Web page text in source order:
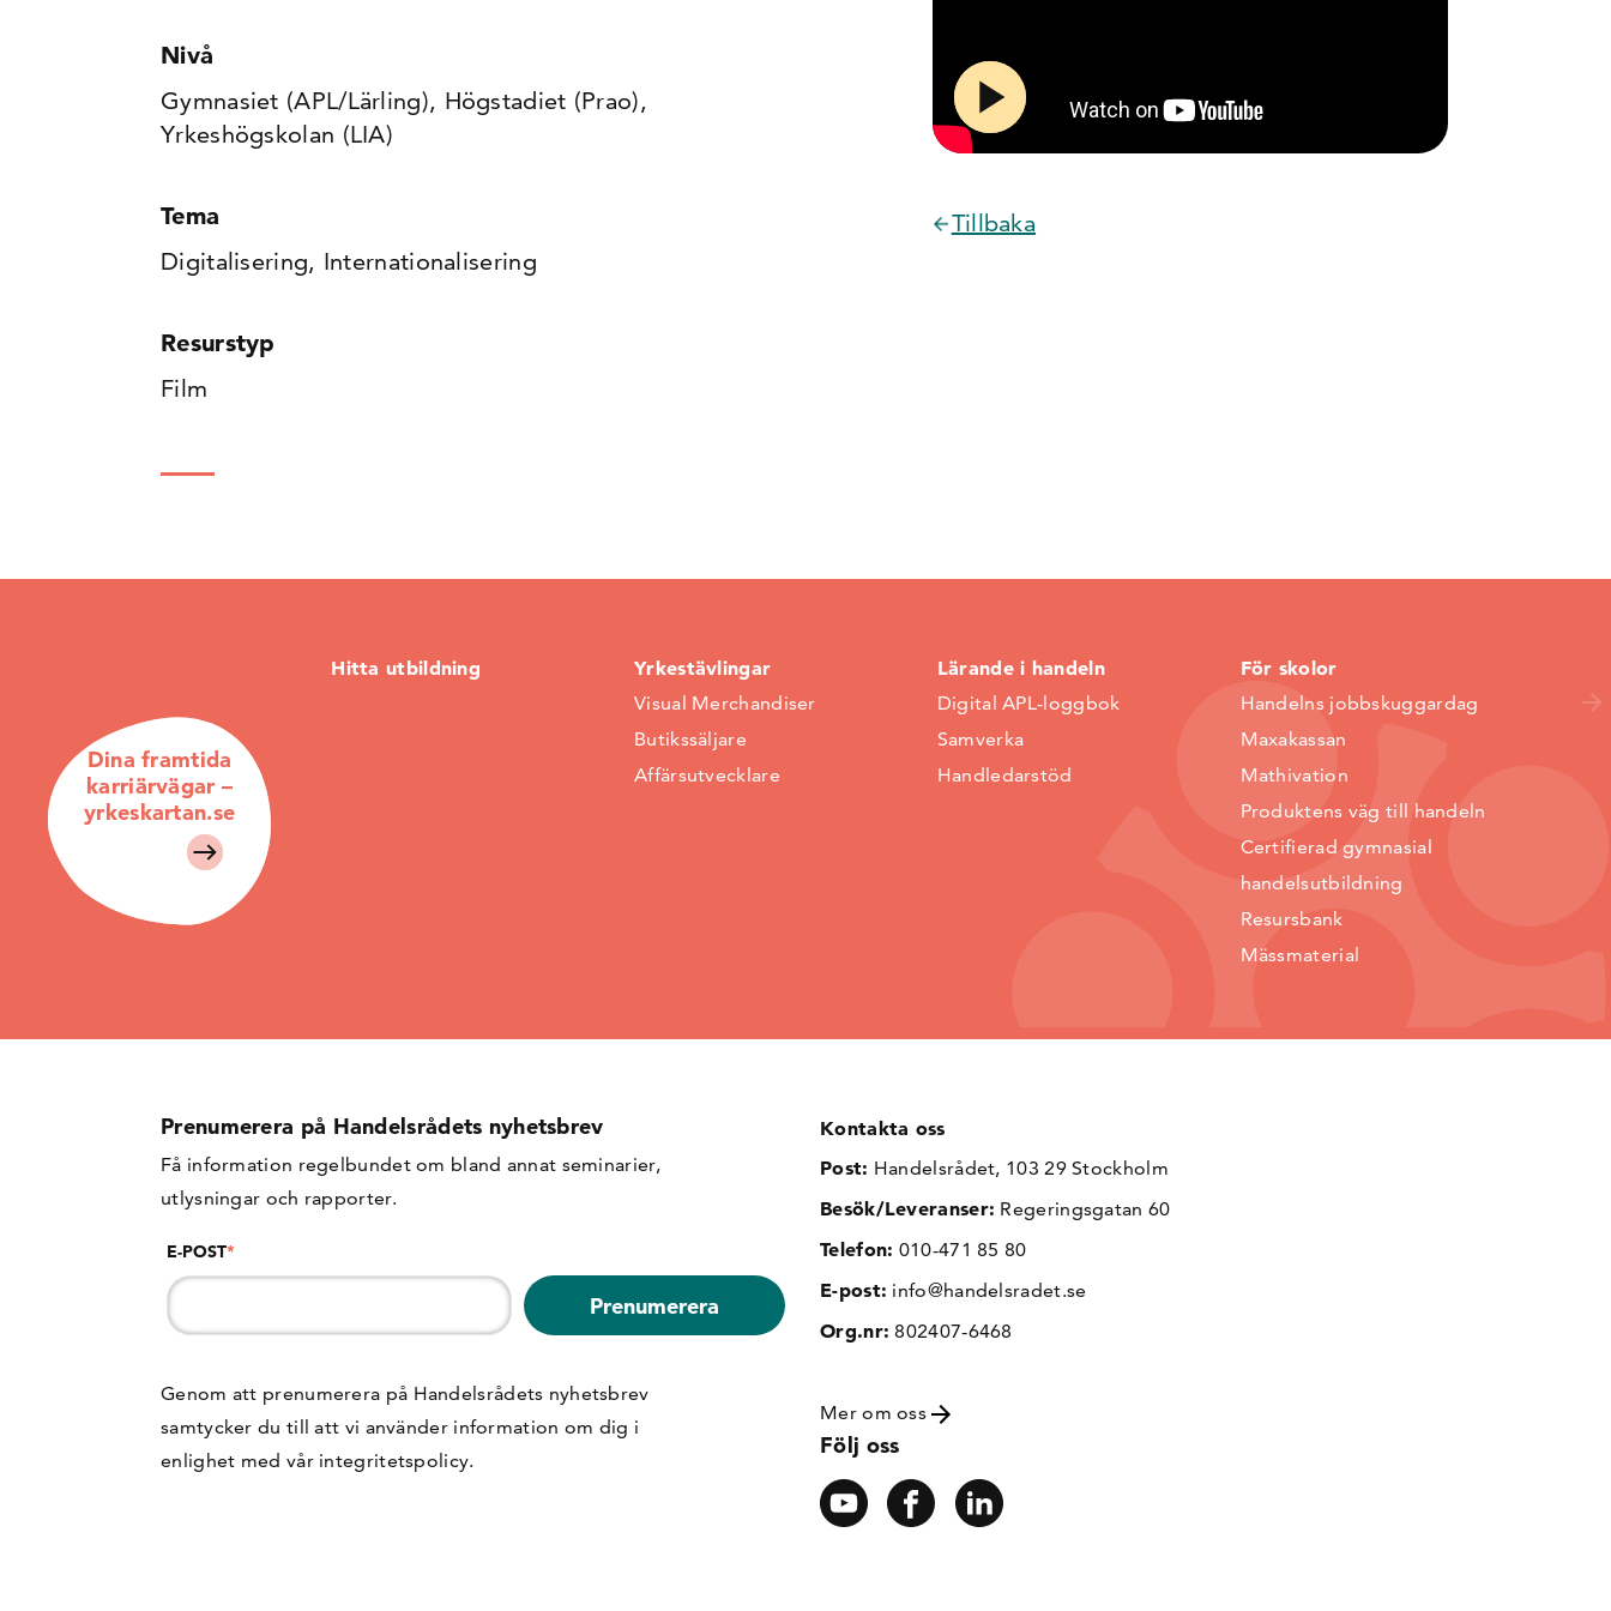
Nivå
Gymnasiet (APL/Lärling), Högstadiet (Prao),
Yrkeshögskolan (LIA)
Tema
Digitalisering, Internationalisering
Resurstyp
Film
Tillbaka
Dina framtida
karriärvägar –
yrkeskartan.se
Hitta utbildning Yrkestävlingar
Visual Merchandiser
Butikssäljare
Affärsutvecklare
Lärande i handeln
Digital APL-loggbok
Samverka
Handledarstöd
För skolor
Handelns jobbskuggardag
Maxakassan
Mathivation
Produktens väg till handeln
Certifierad gymnasial
handelsutbildning
Resursbank
Mässmaterial
Prenumerera på Handelsrådets nyhetsbrev
Få information regelbundet om bland annat seminarier,
utlysningar och rapporter.
E-POST*
Genom att prenumerera på Handelsrådets nyhetsbrev
samtycker du till att vi använder information om dig i
enlighet med vår integritetspolicy.
Kontakta oss
Post: Handelsrådet, 103 29 Stockholm
Besök/Leveranser: Regeringsgatan 60
Telefon: 010-471 85 80
E-post: info@handelsradet.se
Org.nr: 802407-6468
Mer om oss
Följ oss